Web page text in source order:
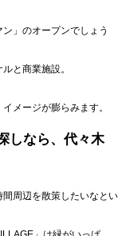
」のオープンでしょう
と商業施設。
メージが膨らみます。
しなら、代々木
周辺を散策したいなとい